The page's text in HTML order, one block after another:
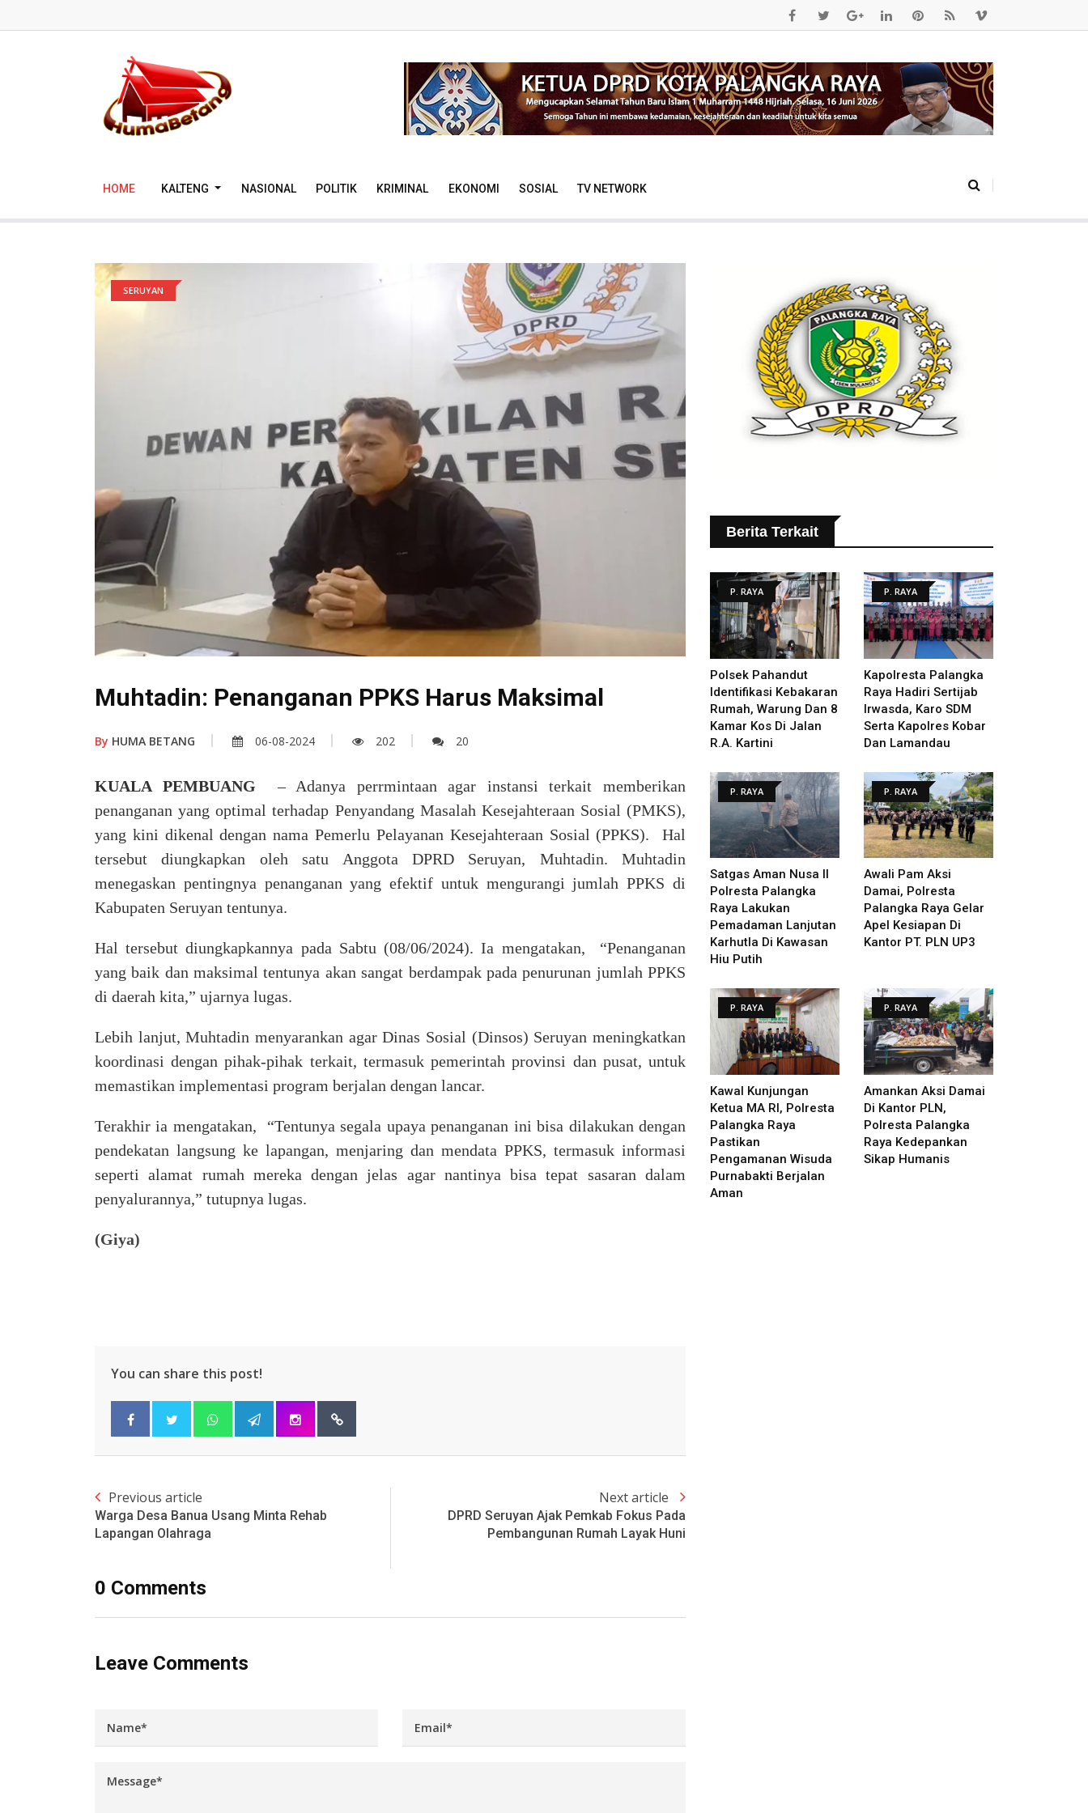
HOME KALTENG NASIONAL POLITIK KRIMINAL EKONOMI SOSIAL TV NETWORK
SERUYAN
Muhtadin: Penanganan PPKS Harus Maksimal
By HUMA BETANG 06-08-2024 202 20
KUALA PEMBUANG – Adanya perrmintaan agar instansi terkait memberikan
penanganan yang optimal terhadap Penyandang Masalah Kesejahteraan Sosial (PMKS),
yang kini dikenal dengan nama Pemerlu Pelayanan Kesejahteraan Sosial (PPKS). Hal
tersebut diungkapkan oleh satu Anggota DPRD Seruyan, Muhtadin. Muhtadin
menegaskan pentingnya penanganan yang efektif untuk mengurangi jumlah PPKS di
Kabupaten Seruyan tentunya.
Hal tersebut diungkapkannya pada Sabtu (08/06/2024). Ia mengatakan, “Penanganan
yang baik dan maksimal tentunya akan sangat berdampak pada penurunan jumlah PPKS
di daerah kita,” ujarnya lugas.
Lebih lanjut, Muhtadin menyarankan agar Dinas Sosial (Dinsos) Seruyan meningkatkan
koordinasi dengan pihak-pihak terkait, termasuk pemerintah provinsi dan pusat, untuk
memastikan implementasi program berjalan dengan lancar.
Terakhir ia mengatakan, “Tentunya segala upaya penanganan ini bisa dilakukan dengan
pendekatan langsung ke lapangan, menjaring dan mendata PPKS, termasuk informasi
seperti alamat rumah mereka dengan jelas agar nantinya bisa tepat sasaran dalam
penyalurannya,” tutupnya lugas.
(Giya)
You can share this post!
Previous article
Warga Desa Banua Usang Minta Rehab
Lapangan Olahraga
Next article
DPRD Seruyan Ajak Pemkab Fokus Pada
Pembangunan Rumah Layak Huni
0 Comments
Leave Comments
Berita Terkait
P. RAYA
Polsek Pahandut
Identifikasi Kebakaran
Rumah, Warung Dan 8
Kamar Kos Di Jalan
R.A. Kartini
P. RAYA
Kapolresta Palangka
Raya Hadiri Sertijab
Irwasda, Karo SDM
Serta Kapolres Kobar
Dan Lamandau
P. RAYA
Satgas Aman Nusa II
Polresta Palangka
Raya Lakukan
Pemadaman Lanjutan
Karhutla Di Kawasan
Hiu Putih
P. RAYA
Awali Pam Aksi
Damai, Polresta
Palangka Raya Gelar
Apel Kesiapan Di
Kantor PT. PLN UP3
P. RAYA
Kawal Kunjungan
Ketua MA RI, Polresta
Palangka Raya
Pastikan
Pengamanan Wisuda
Purnabakti Berjalan
Aman
P. RAYA
Amankan Aksi Damai
Di Kantor PLN,
Polresta Palangka
Raya Kedepankan
Sikap Humanis